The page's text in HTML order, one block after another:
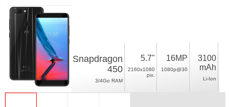
Snapdragon
450
3/4Go RAM
5.7"
2160x1080
pix.
16MP
1080p@30
3100
mAh
Li-Ion